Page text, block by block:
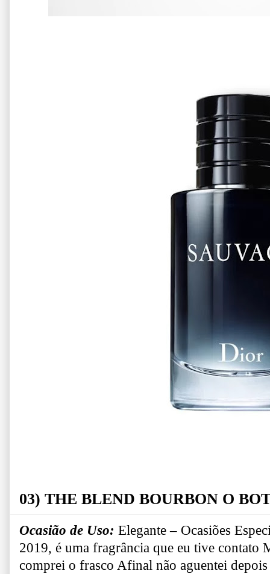
03) THE BLEND BOURBON O
Ocasião de Uso: Elegante – Ocasiões
2019, é uma fragrância que eu tive contato
comprei o frasco Afinal não aguentei